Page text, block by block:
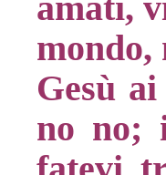
mondo,
Gesù
no no;